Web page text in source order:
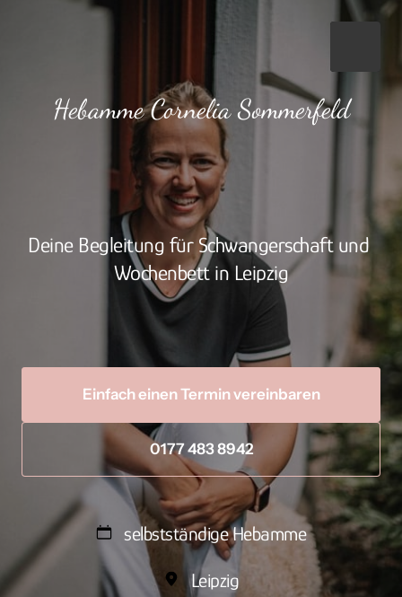
Hebamme Cornelia Sommerfeld
Deine Begleitung für Schwangerschaft und
Wochenbett in Leipzig
Einfach einen Termin vereinbaren
0177 483 8942
selbstständige Hebamme
Leipzig